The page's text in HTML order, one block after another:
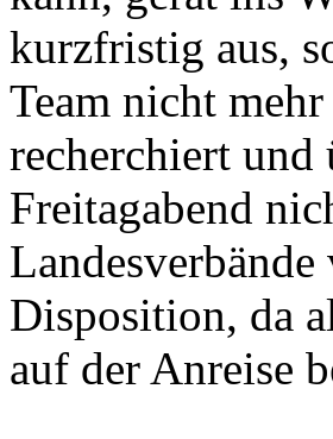
kurzfristig aus,
Team nicht
recherchiert und
Freitagabend
Disposition, da
auf der Anreise